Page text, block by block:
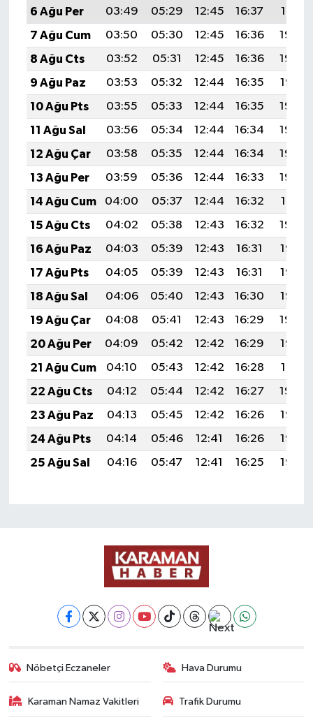
6 Ağu Per
03:49 05:29 12:45 16:37
19:51
7 Ağu Cum
03:50 05:30 12:45 16:36
19:49
8 Ağu Cts
03:52 05:31 12:45 16:36
19:48
9 Ağu Paz
03:53 05:32 12:44 16:35
19:47
10 Ağu Pts
03:55 05:33 12:44 16:35
19:46
11 Ağu Sal
03:56 05:34 12:44 16:34
19:45
12 Ağu Çar
03:58 05:35 12:44 16:34
19:43
13 Ağu Per
03:59 05:36 12:44 16:33
19:42
14 Ağu Cum
04:00 05:37 12:44 16:32
19:41
15 Ağu Cts
04:02 05:38 12:43 16:32
19:39
16 Ağu Paz
04:03 05:39 12:43 16:31
19:38
17 Ağu Pts
04:05 05:39 12:43 16:31
19:37
18 Ağu Sal
04:06 05:40 12:43 16:30
19:35
19 Ağu Çar
04:08 05:41 12:43 16:29
19:34
20 Ağu Per
04:09 05:42 12:42 16:29
19:32
21 Ağu Cum
04:10 05:43 12:42 16:28
19:31
22 Ağu Cts
04:12 05:44 12:42 16:27
19:29
23 Ağu Paz
04:13 05:45 12:42 16:26
19:28
24 Ağu Pts
04:14 05:46 12:41 16:26
19:26
25 Ağu Sal
04:16 05:47 12:41 16:25 19:25
Nöbetçi Eczaneler Hava Durumu
Karaman Namaz Vakitleri Trafik Durumu